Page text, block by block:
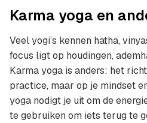
Karma yoga en
Veel yogi’s kennen hatha,
focus ligt op houdingen,
Karma yoga is anders: het
practice, maar op je mindset
yoga nodigt je uit om de
te gebruiken om iets terug te